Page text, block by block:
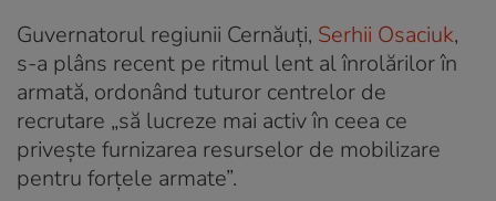
Guvernatorul regiunii Cernăuți, Serhii Osaciuk,
s-a plâns recent pe ritmul lent al înrolărilor în
armată, ordonând tuturor centrelor de
recrutare „să lucreze mai activ în ceea ce
privește furnizarea resurselor de mobilizare
pentru forțele armate”.